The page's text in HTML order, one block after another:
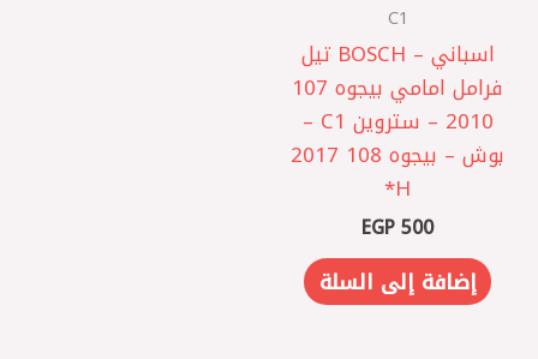
C1
اسباني – BOSCH تيل
فرامل امامي بيجوه 107
2010 – ستروين C1 –
بوش – بيجوه 108 2017
H*
EGP500
إضافة إلى السلة